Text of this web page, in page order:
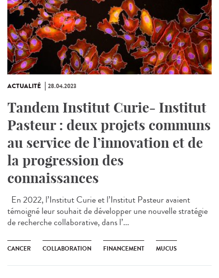
ACTUALITÉ 28.04.2023
Tandem Institut Curie- Institut
Pasteur : deux projets communs
au service de l’innovation et de
la progression des
connaissances
En 2022, l’Institut Curie et l’Institut Pasteur avaient
témoigné leur souhait de développer une nouvelle stratégie
de recherche collaborative, dans l’...
CANCER COLLABORATION FINANCEMENT MUCUS